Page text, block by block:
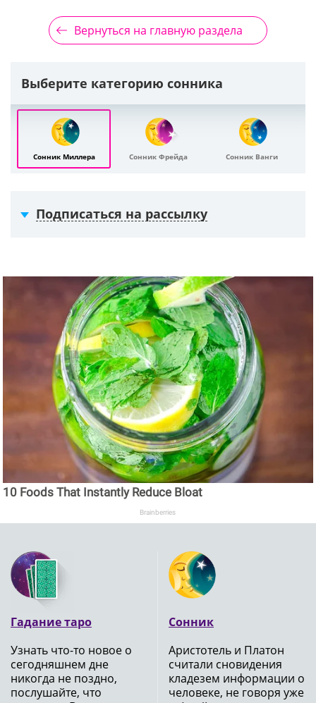
Вернуться на главную раздела
Выберите категорию сонника
Сонник Миллера Сонник Фрейда Сонник Ванги
Подписаться на рассылку
10 Foods That Instantly Reduce Bloat
Brainberries
Гадание таро
Узнать что-то новое о
сегодняшнем дне
никогда не поздно,
послушайте, что
Сонник
Аристотель и Платон
считали сновидения
кладезем информации о
человеке, не говоря уже